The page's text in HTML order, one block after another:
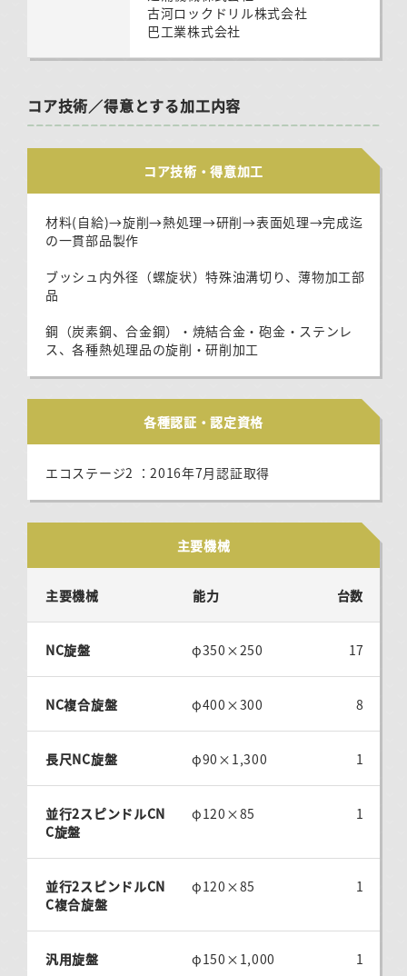
古河ロックドリル株式会社
巴工業株式会社
コア技術／得意とする加工内容
コア技術・得意加工
材料(自給)→旋削→熱処理→研削→表面処理→完成迄
の一貫部品製作
ブッシュ内外径（螺旋状）特殊油溝切り、薄物加工部
品
鋼（炭素鋼、合金鋼）・焼結合金・砲金・ステンレ
ス、各種熱処理品の旋削・研削加工
各種認証・認定資格
エコステージ2 ：2016年7月認証取得
主要機械
主要機械 能力 台数
NC旋盤 φ350×250 17
NC複合旋盤 φ400×300 8
長尺NC旋盤 φ90×1,300 1
並行2スピンドルCN
C旋盤
φ120×85 1
並行2スピンドルCN
C複合旋盤
φ120×85 1
汎用旋盤 φ150×1,000 1